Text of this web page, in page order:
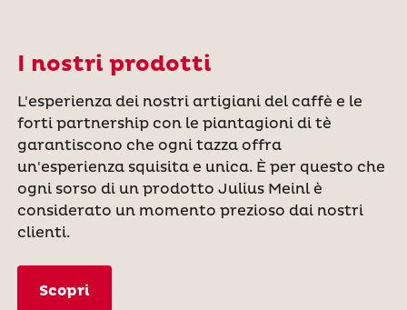
I nostri prodotti
L'esperienza dei nostri artigiani del caffè e le
forti partnership con le piantagioni di tè
garantiscono che ogni tazza offra
un'esperienza squisita e unica. È per questo che
ogni sorso di un prodotto Julius Meinl è
considerato un momento prezioso dai nostri
clienti.
Scopri